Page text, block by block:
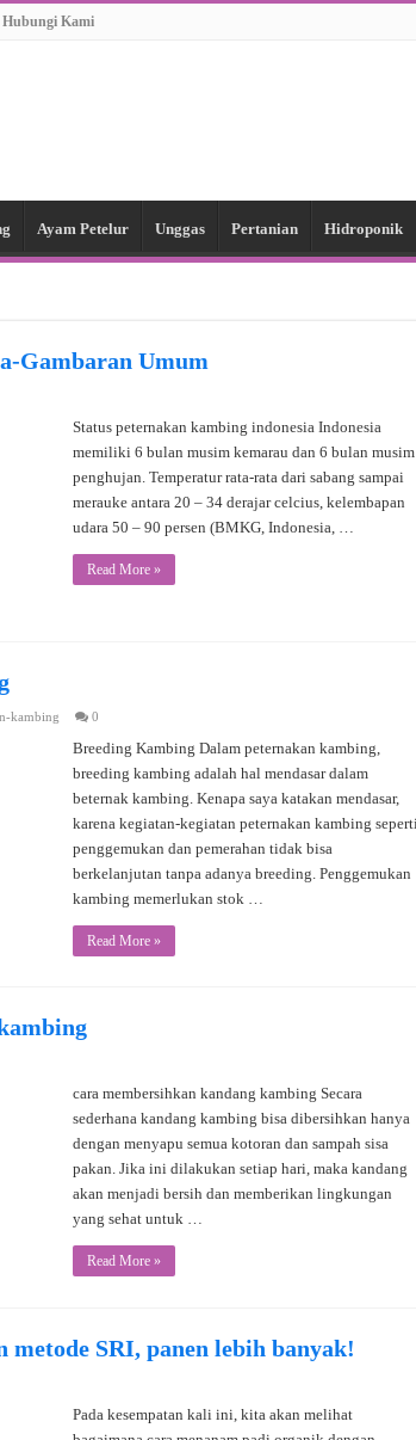
Hubungi Kami
Ayam Petelur Unggas Pertanian Hidroponik
Gambaran Umum
Status peternakan kambing indonesia Indonesia
memiliki 6 bulan musim kemarau dan 6 bulan musim
penghujan. Temperatur rata-rata dari sabang sampai
merauke antara 20 – 34 derajar celcius, kelembapan
udara 50 – 90 persen (BMKG, Indonesia, …
Read More »
kambing 0
Breeding Kambing Dalam peternakan kambing,
breeding kambing adalah hal mendasar dalam
beternak kambing. Kenapa saya katakan mendasar,
karena kegiatan-kegiatan peternakan kambing seperti
penggemukan dan pemerahan tidak bisa
berkelanjutan tanpa adanya breeding. Penggemukan
kambing memerlukan stok …
Read More »
cara membersihkan kandang kambing Secara
sederhana kandang kambing bisa dibersihkan hanya
dengan menyapu semua kotoran dan sampah sisa
pakan. Jika ini dilakukan setiap hari, maka kandang
akan menjadi bersih dan memberikan lingkungan
yang sehat untuk …
Read More »
SRI, panen lebih banyak!
Pada kesempatan kali ini, kita akan melihat